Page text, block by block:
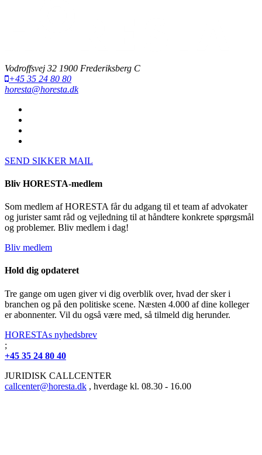
Vodroffsvej 32 1900 Frederiksberg C
+45 35 24 80 80
horesta@horesta.dk
SEND SIKKER MAIL
Bliv HORESTA-medlem
Som medlem af HORESTA får du adgang til et team af advokater
og jurister samt råd og vejledning til at håndtere konkrete spørgsmål
og problemer. Bliv medlem i dag!
Bliv medlem
Hold dig opdateret
Tre gange om ugen giver vi dig overblik over, hvad der sker i
branchen og på den politiske scene. Næsten 4.000 af dine kolleger
er abonnenter. Vil du også være med, så tilmeld dig herunder.
HORESTAs nyhedsbrev
;
+45 35 24 80 40
JURIDISK CALLCENTER
callcenter@horesta.dk , hverdage kl. 08.30 - 16.00